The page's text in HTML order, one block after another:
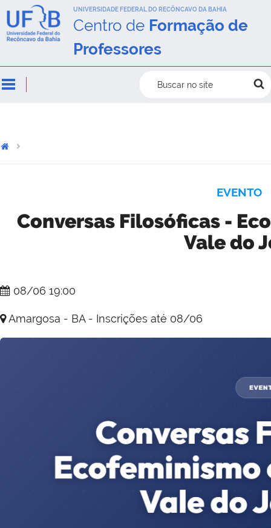
UNIVERSIDADE FEDERAL DO RECÔNCAVO DA BAHIA
Centro de Formação de
Professores
Buscar no site
EVENTO
Conversas Filosóficas -
Vale do
08/06 19:00
Amargosa - BA - Inscrições até 08/06